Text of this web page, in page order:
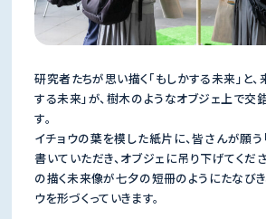
研究者たちが思い描く「もしかする未来」と
する未来」が、樹木のようなオブジェ上で交
す。
イチョウの葉を模した紙片に、皆さんが願う
書いていただき、オブジェに吊り下げてくだ
の描く未来像が七夕の短冊のようにたなびき
ウを形づくっていきます。